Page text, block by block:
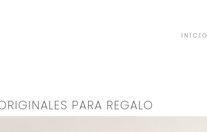
INICIO
PARA REGALO